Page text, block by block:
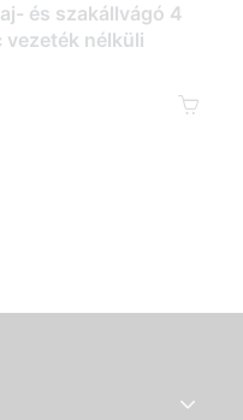
és szakállvágó 4
nélküli